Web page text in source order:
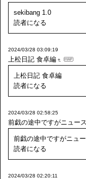
sekibang 1.0
読者になる
2024/03/28 03:09:19
上松日記 食卓編
上松日記 食卓編
読者になる
2024/03/28 02:58:25
前戯の途中ですがニュー
前戯の途中ですがニュ
読者になる
2024/03/28 02:20:11